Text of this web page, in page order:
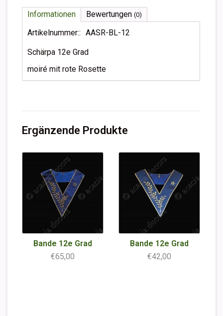
Informationen Bewertungen (0)
Artikelnummer:: AASR-BL-12
Schärpa 12e Grad
moiré mit rote Rosette
Ergänzende Produkte
Bande 12e Grad
€65,00
Bande 12e Grad
€42,00